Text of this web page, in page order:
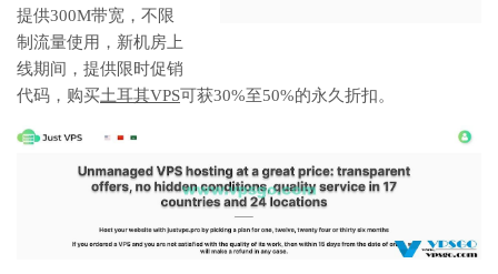
提供300M带宽，不限
制流量使用，新机房上
线期间，提供限时促销
代码，购买土耳其VPS可获30%至50%的永久折扣。